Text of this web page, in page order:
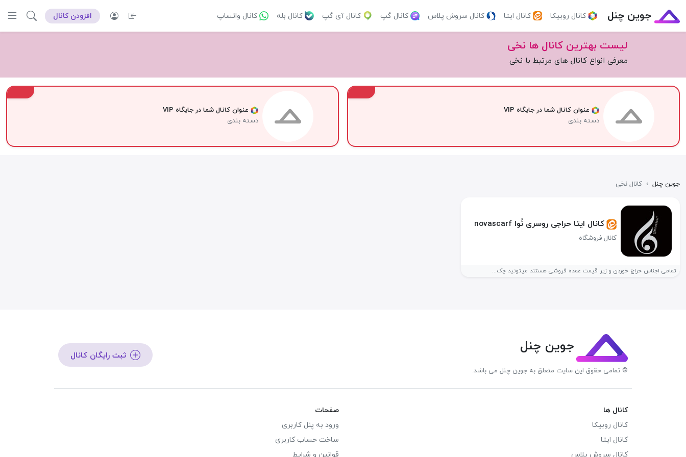
جوین چنل کانال روبیکا کانال ایتا کانال سروش پلاس کانال گپ کانال آی گپ کانال بله کانال واتساپ افزودن کانال
لیست بهترین کانال ها نخی
معرفی انواع کانال های مرتبط با نخی
عنوان کانال شما در جایگاه VIP
دسته بندی
عنوان کانال شما در جایگاه VIP
دسته بندی
جوین چنل › کانال نخی
کانال ایتا حراجی روسری نُوا novascarf
کانال فروشگاه
تمامی اجناس حراج خوردن و زیر قیمت عمده فروشی هستند میتونید چک...
جوین چنل
© تمامی حقوق این سایت متعلق به جوین چنل می باشد.
ثبت رایگان کانال
کانال ها
کانال روبیکا
کانال ایتا
کانال سروش پلاس
صفحات
ورود به پنل کاربری
ساخت حساب کاربری
قوانین و شرایط